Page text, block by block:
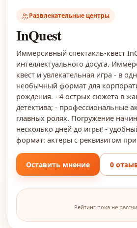
Развлекательные центры
InQuest
Иммерсивный спектакль-квест
интеллектуального досуга.
квест и увлекательная игра - в
необычный формат для
рождения. - 4 острых сюжета в
детектива; - профессиональные
главных ролях. Погружение
несколько дней до игры! -
формат: актеры с реквизитом
Оставить мнение 0
Рейтинг пока не